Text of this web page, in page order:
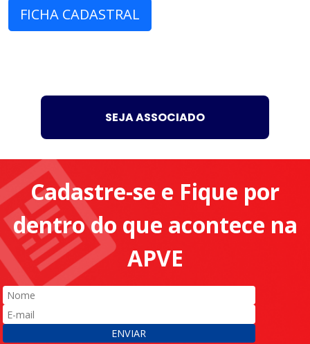
FICHA CADASTRAL
SEJA ASSOCIADO
Cadastre-se e Fique por
dentro do que acontece na
APVE
ENVIAR